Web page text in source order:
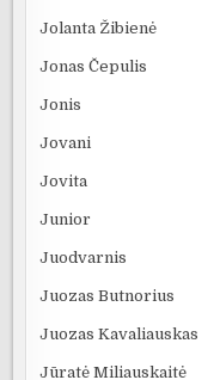
Jolanta Žibienė
Jonas Čepulis
Jonis
Jovani
Jovita
Junior
Juodvarnis
Juozas Butnorius
Juozas Kavaliauskas
Jūratė Miliauskaitė